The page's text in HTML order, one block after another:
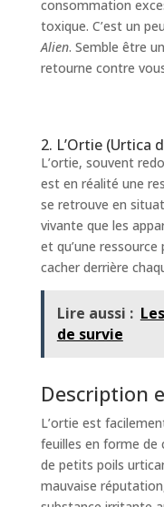
consommation
toxique. C’est un
Alien. Semble être
retourne contre
2. L’Ortie (Urtica
L’ortie, souvent
est en réalité une
se retrouve en
vivante que les
et qu’une
cacher derrière
Lire aussi :
de survie
Description
L’ortie est
feuilles en forme
de petits poils
mauvaise